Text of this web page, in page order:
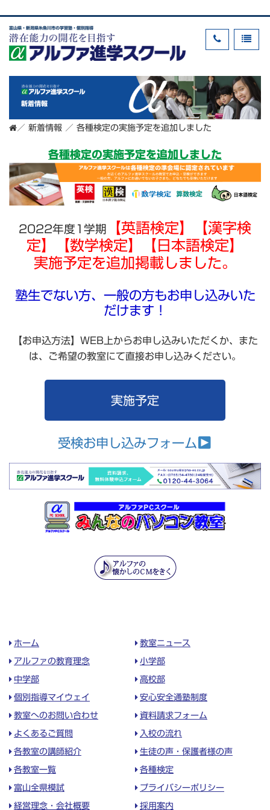
富山県・新潟県糸魚川市の学習塾・個別指導
新着情報
／ 新着情報 ／ 各種検定の実施予定を追加しました
各種検定の実施予定を追加しました
2022年度1学期
【英語検定】【漢字検
定】【数学検定】【日本語検定】
実施予定を追加掲載しました。
塾生でない方、一般の方もお申し込みいた
だけます！
【お申込方法】WEB上からお申し込みいただくか、また
は、ご希望の教室にて直接お申し込みください。
実施予定
受検お申し込みフォーム
ホーム 教室ニュース
アルファの教育理念 小学部
中学部 高校部
個別指導マイウェイ 安心安全通塾制度
教室へのお問い合わせ 資料請求フォーム
よくあるご質問 入校の流れ
各教室の講師紹介 生徒の声・保護者様の声
各教室一覧 各種検定
富山全県模試 プライバシーポリシー
経営理念・会社概要 採用案内